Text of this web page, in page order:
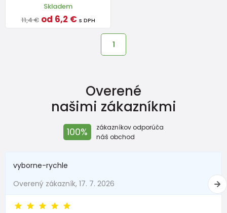
Skladem
11,4 € od 6,2 € s DPH
1
Overené
našimi zákazníkmi
100%
zákazníkov odporúča
náš obchod
vyborne-rychle
Overený zákazník, 17. 7. 2026